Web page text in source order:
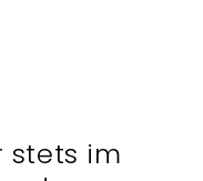
stets im